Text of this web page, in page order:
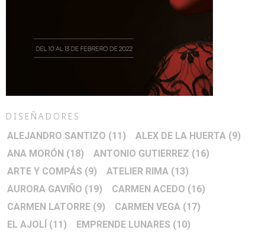
DISEÑADORES
ALEJANDRO SANTIZO (11) ALEX DE LA HUERTA (9)
ANA MORÓN (18) ANTONIO GUTIERREZ (16)
ARTE Y COMPÁS (9) ATELIER RIMA (13)
AURORA GAVIÑO (19) CARMEN ACEDO (16)
CARMEN LATORRE (9) CARMEN VEGA (17)
EL AJOLÍ (11) EMPRENDE LUNARES (10)